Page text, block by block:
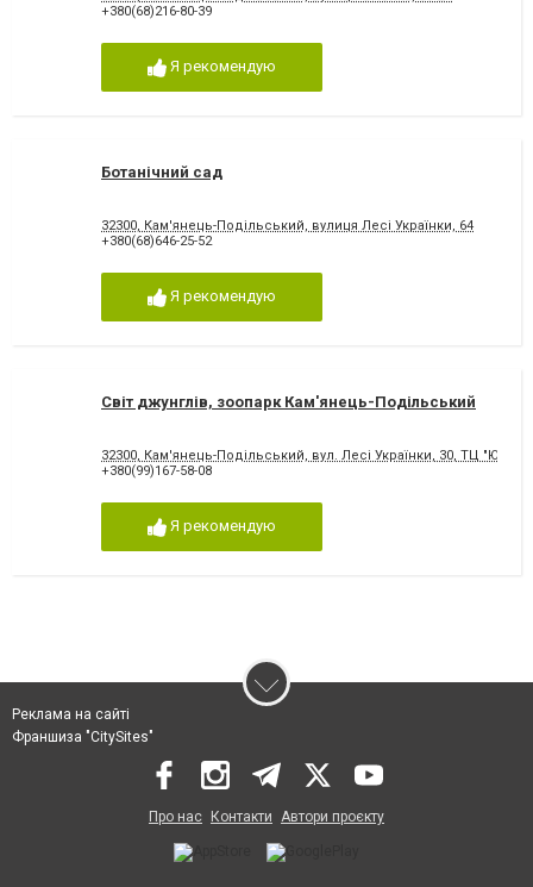
+380(68)216-80-39
Я рекомендую
Ботанічний сад
32300, Кам'янець-Подільський, вулиця Лесі Українки, 64
+380(68)646-25-52
Я рекомендую
Світ джунглів, зоопарк Кам'янець-Подільський
32300, Кам'янець-Подільський, вул. Лесі Українки, 30, ТЦ
+380(99)167-58-08
Я рекомендую
Реклама на сайті
Франшиза "CitySites"
Про нас Контакти Автори проєкту